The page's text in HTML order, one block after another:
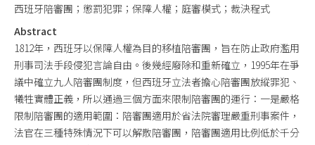
西班牙陪審團；懲罰犯罪；保障人權；庭審模式；裁決程式
Abstract
1812年，西班牙以保障人權為目的移植陪審團，旨在防止政府濫用
刑事司法手段侵犯言論自由。後幾經廢除和重新確立，1995年在爭
議中確立九人陪審團制度，但西班牙立法者擔心陪審團放縱罪犯、
犧牲實體正義，所以通過三個方面來限制陪審團的運行：一是嚴格
限制陪審團的適用範圍：陪審團適用於省法院審理嚴重刑事案件，
法官在三種特殊情況下可以解散陪審團，陪審團適用比例低於千分